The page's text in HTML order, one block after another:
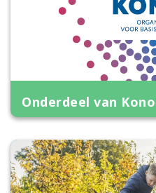
Onderdeel van